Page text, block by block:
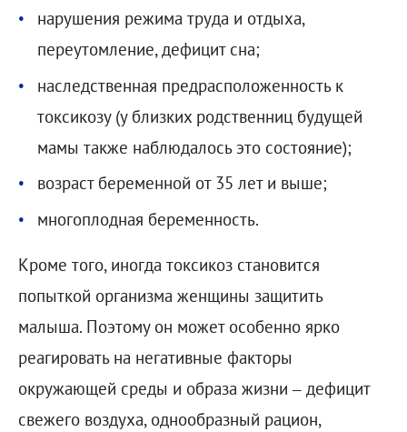
нарушения режима труда и отдыха,
переутомление, дефицит сна;
наследственная предрасположенность к
токсикозу (у близких родственниц будущей
мамы также наблюдалось это состояние);
возраст беременной от 35 лет и выше;
многоплодная беременность.
Кроме того, иногда токсикоз становится
попыткой организма женщины защитить
малыша. Поэтому он может особенно ярко
реагировать на негативные факторы
окружающей среды и образа жизни – дефицит
свежего воздуха, однообразный рацион,